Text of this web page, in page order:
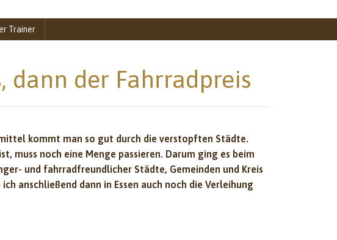
Trainer
dann der Fahrradpreis
kommt man so gut durch die verstopften Städte.
muss noch eine Menge passieren. Darum ging es beim
und fahrradfreundlicher Städte, Gemeinden und Kreis
anschließend dann in Essen auch noch die Verleihung